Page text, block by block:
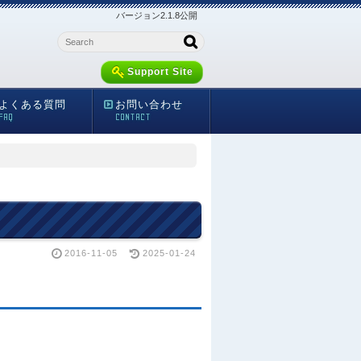
バージョン2.1.8公開
Support Site
くある質問 お問い合わせ
CONTACT
2016-11-05 2025-01-24